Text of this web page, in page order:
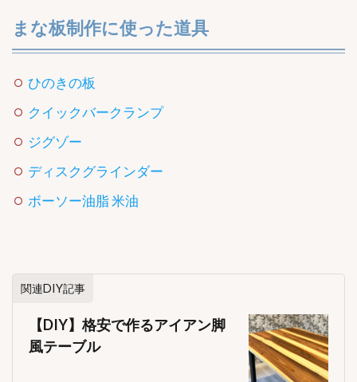
まな板制作に使った道具
ひのきの板
クイックバークランプ
ジグゾー
ディスクグラインダー
ボーソー油脂 米油
関連DIY記事
【DIY】格安で作るアイアン脚
風テーブル